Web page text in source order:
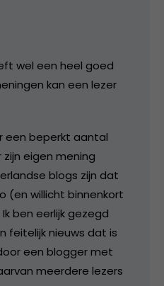
wel een heel goed
kan een lezer
een beperkt aantal
eigen mening
blogs zijn dat
(en willicht binnenkort
ben eerlijk gezegd
feitelijk nieuws dat is
een blogger met
meerdere lezers